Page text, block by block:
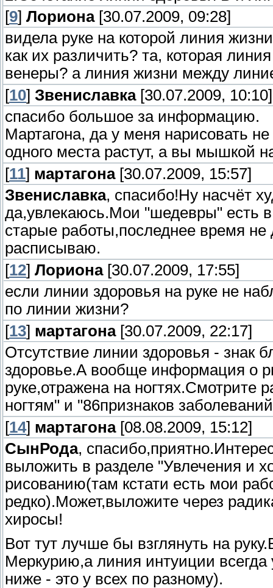
[9] Лориона[30.07.2009, 09:28]
видела руке на которой линия
как их различить? та, которая
венеры? а линия жизни между
[10] Звениславка[30.07.2009, 10:10]
спасибо большое за информацию.
Мартагона, да у меня нарисовать
одного места растут, а вы мышкой
[11] мартагона[30.07.2009, 15:57]
Звениславка, спасибо!Ну насчёт
да,увлекаюсь.Мои "шедевры" есть
старые работы,последнее время не
расписываю.
[12] Лориона[30.07.2009, 17:55]
если линии здоровья на руке не
по линии жизни?
[13] мартагона[30.07.2009, 22:17]
Отсутствие линии здоровья - знак
здоровье.А вообще информация о
руке,отражена на ногтях.Смотрите
ногтям" и "86признаков
[14] мартагона[08.08.2009, 15:12]
СынРода,
выложить в разделе "Увлечения и
рисованию(там кстати есть мои
редко).Может,выложите через
хиросы!
Вот тут лучше бы взглянуть на
Меркурию,а линия интуиции
ниже - это у всех по разному).